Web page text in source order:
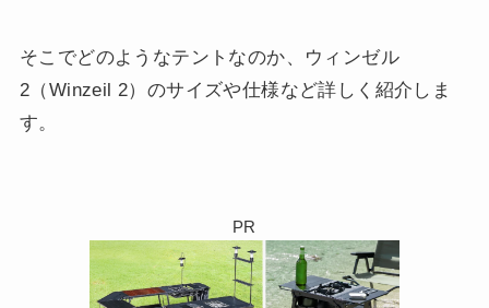
そこでどのようなテントなのか、ウィンゼル
2（Winzeil 2）のサイズや仕様など詳しく紹介しま
す。
PR